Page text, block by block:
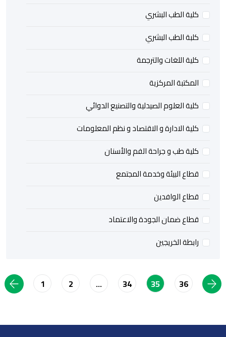
كلية الطب البشري
كلبة الطب البشري
كلية اللغات والترجمة
المكتبة المركزية
كلية العلوم الصيدلية والتصنيع الدوائي
كلية الادارة و الاقتصاد و نظم المعلومات
كلية طب و جراحة الفم والأسنان
قطاع البيئة وخدمة المجتمع
قطاع الوافدين
قطاع ضمان الجودة والاعتماد
رابطة الخريجين
1 2 … 34 35 36